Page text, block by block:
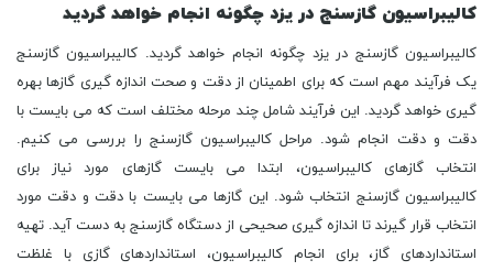
کالیبراسیون گازسنج در یزد چگونه انجام خواهد گردید
کالیبراسیون گازسنج در یزد چگونه انجام خواهد گردید. کالیبراسیون گازسنج
یک فرآیند مهم است که برای اطمینان از دقت و صحت اندازه گیری گازها بهره
گیری خواهد گردید. این فرآیند شامل چند مرحله مختلف است که می بایست با
دقت و دقت انجام شود. مراحل کالیبراسیون گازسنج را بررسی می کنیم.
انتخاب گازهای کالیبراسیون، ابتدا می بایست گازهای مورد نیاز برای
کالیبراسیون گازسنج انتخاب شود. این گازها می بایست با دقت و دقت مورد
انتخاب قرار گیرند تا اندازه گیری صحیحی از دستگاه گازسنج به دست آید. تهیه
استانداردهای گاز، برای انجام کالیبراسیون، استانداردهای گازی با غلظت